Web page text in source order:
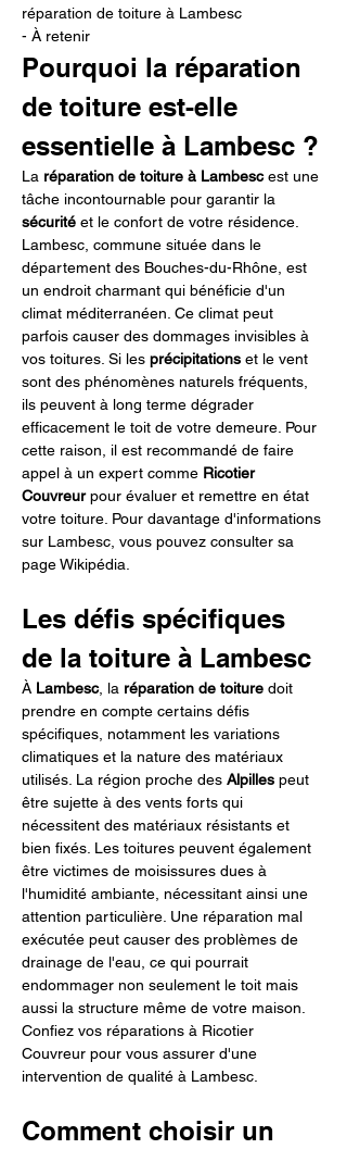
réparation de toiture à Lambesc
- À retenir
Pourquoi la réparation
de toiture est-elle
essentielle à Lambesc ?
La réparation de toiture à Lambesc est une
tâche incontournable pour garantir la
sécurité et le confort de votre résidence.
Lambesc, commune située dans le
département des Bouches-du-Rhône, est
un endroit charmant qui bénéficie d'un
climat méditerranéen. Ce climat peut
parfois causer des dommages invisibles à
vos toitures. Si les précipitations et le vent
sont des phénomènes naturels fréquents,
ils peuvent à long terme dégrader
efficacement le toit de votre demeure. Pour
cette raison, il est recommandé de faire
appel à un expert comme Ricotier
Couvreur pour évaluer et remettre en état
votre toiture. Pour davantage d'informations
sur Lambesc, vous pouvez consulter sa
page Wikipédia.
Les défis spécifiques
de la toiture à Lambesc
À Lambesc, la réparation de toiture doit
prendre en compte certains défis
spécifiques, notamment les variations
climatiques et la nature des matériaux
utilisés. La région proche des Alpilles peut
être sujette à des vents forts qui
nécessitent des matériaux résistants et
bien fixés. Les toitures peuvent également
être victimes de moisissures dues à
l'humidité ambiante, nécessitant ainsi une
attention particulière. Une réparation mal
exécutée peut causer des problèmes de
drainage de l'eau, ce qui pourrait
endommager non seulement le toit mais
aussi la structure même de votre maison.
Confiez vos réparations à Ricotier
Couvreur pour vous assurer d'une
intervention de qualité à Lambesc.
Comment choisir un